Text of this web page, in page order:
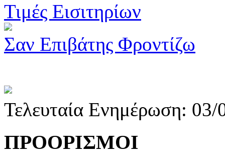
Τιμές Εισιτηρίων
Σαν Επιβάτης Φροντίζω
Τελευταία Ενημέρωση:
ΠΡΟΟΡΙΣΜΟΙ